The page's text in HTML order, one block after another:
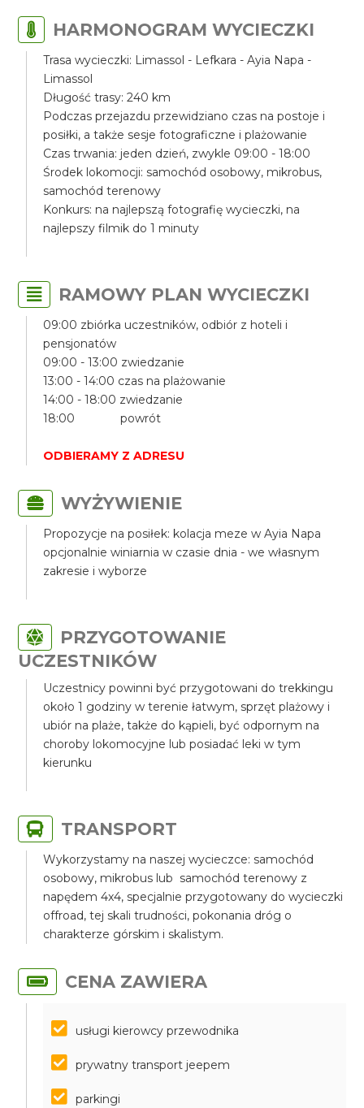
HARMONOGRAM WYCIECZKI
Trasa wycieczki: Limassol - Lefkara - Ayia Napa -
Limassol
Długość trasy: 240 km
Podczas przejazdu przewidziano czas na postoje i
posiłki, a także sesje fotograficzne i plażowanie
Czas trwania: jeden dzień, zwykle 09:00 - 18:00
Środek lokomocji: samochód osobowy, mikrobus,
samochód terenowy
Konkurs: na najlepszą fotografię wycieczki, na
najlepszy filmik do 1 minuty
RAMOWY PLAN WYCIECZKI
09:00 zbiórka uczestników, odbiór z hoteli i
pensjonatów
09:00 - 13:00 zwiedzanie
13:00 - 14:00 czas na plażowanie
14:00 - 18:00 zwiedzanie
18:00 powrót
ODBIERAMY Z ADRESU
WYŻYWIENIE
Propozycje na posiłek: kolacja meze w Ayia Napa
opcjonalnie winiarnia w czasie dnia - we własnym
zakresie i wyborze
PRZYGOTOWANIE
UCZESTNIKÓW
Uczestnicy powinni być przygotowani do trekkingu
około 1 godziny w terenie łatwym, sprzęt plażowy i
ubiór na plaże, także do kąpieli, być odpornym na
choroby lokomocyjne lub posiadać leki w tym
kierunku
TRANSPORT
Wykorzystamy na naszej wycieczce: samochód
osobowy, mikrobus lub samochód terenowy z
napędem 4x4, specjalnie przygotowany do wycieczki
offroad, tej skali trudności, pokonania dróg o
charakterze górskim i skalistym.
CENA ZAWIERA
usługi kierowcy przewodnika
prywatny transport jeepem
parkingi